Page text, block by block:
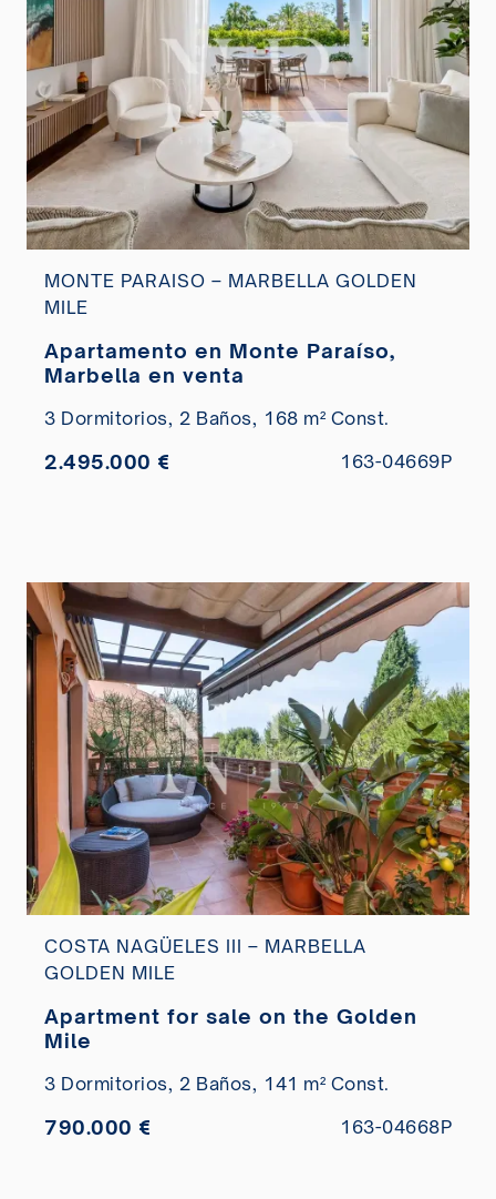
MONTE PARAISO – MARBELLA GOLDEN
MILE
Apartamento en Monte Paraíso,
Marbella en venta
3 Dormitorios, 2 Baños, 168 m² Const.
2.495.000 € 163-04669P
COSTA NAGÜELES III – MARBELLA
GOLDEN MILE
Apartment for sale on the Golden
Mile
3 Dormitorios, 2 Baños, 141 m² Const.
790.000 € 163-04668P